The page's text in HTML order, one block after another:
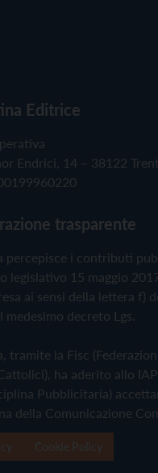
Editrice
Endrici, 14 – 38122
trasparente
percepisce i contributi
legislativo 15 maggio
ai sensi della lettera f)
decreto Lgs.
tramite la Fisc
ha aderito allo
Pubblicitaria)
della Comunicazione